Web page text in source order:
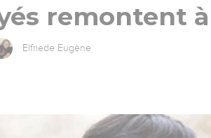
remontent à
Elfriede Eugène